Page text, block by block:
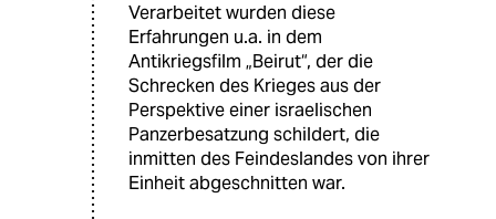
Verarbeitet wurden diese
Erfahrungen u.a. in dem
Antikriegsfilm „Beirut“, der die
Schrecken des Krieges aus der
Perspektive einer israelischen
Panzerbesatzung schildert, die
inmitten des Feindeslandes von ihrer
Einheit abgeschnitten war.